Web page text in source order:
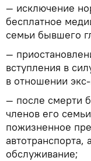
— исключение
бесплатное
семьи бывшего
—
вступления в
в отношении
— после смерти
членов его
пожизненное
обслуживание;